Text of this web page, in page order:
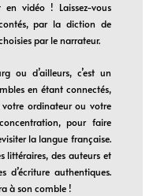
vidéo ! Laissez-vous
par la diction de
par le narrateur.
ou d’ailleurs, c’est un
en étant connectés,
ordinateur ou votre
pour faire
la langue française.
littéraires, des auteurs et
d’écriture authentiques.
à son comble !